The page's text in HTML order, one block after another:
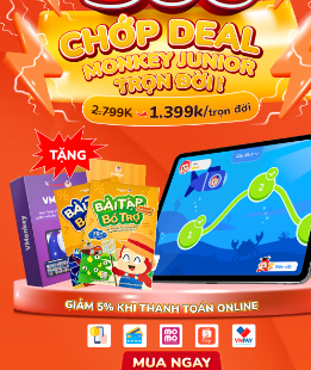
Nhất
luận] Cơn thịnh nộ (ăn